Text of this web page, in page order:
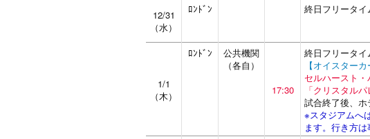
12/31
（水）
ﾛﾝﾄﾞﾝ
終日フリータイ
1/1
（木）
ﾛﾝﾄﾞﾝ
公共機関
（各自）
17:30
終日フリータイ
【オイスター
セルハースト
「クリスタル
試合終了後、ホ
※スタジアムへ
ます。行き方は